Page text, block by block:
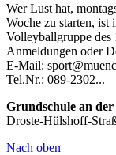
Wer Lust hat,
Woche zu starten, ist
Volleyballgruppe
Anmeldungen oder
E-Mail:
Tel.Nr.: 089-2302...
Grundschule an
Droste-Hülshoff-
Nach oben